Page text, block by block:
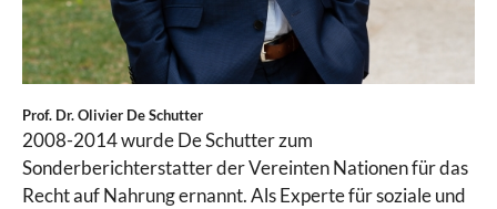
Prof. Dr. Olivier De Schutter
2008-2014 wurde De Schutter zum
Sonderberichterstatter der Vereinten Nationen für das
Recht auf Nahrung ernannt. Als Experte für soziale und